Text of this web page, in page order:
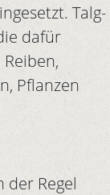
Talg-
dafür
Pflanzen
der Regel